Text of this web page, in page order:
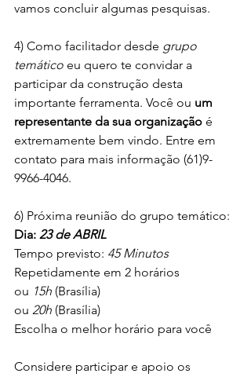
vamos concluir algumas pesquisas.
4) Como facilitador desde grupo
temático eu quero te convidar a
participar da construção desta
importante ferramenta. Você ou um
representante da sua organização é
extremamente bem vindo. Entre em
contato para mais informação (61)9-
9966-4046.
6) Próxima reunião do grupo temático:
Dia: 23 de ABRIL
Tempo previsto: 45 Minutos
Repetidamente em 2 horários
ou 15h (Brasília)
ou 20h (Brasília)
Escolha o melhor horário para você
Considere participar e apoio os